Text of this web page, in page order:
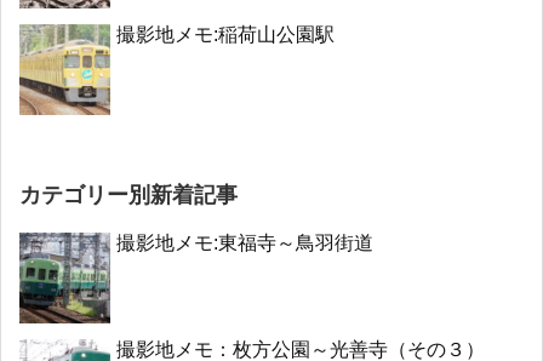
撮影地メモ:稲荷山公園駅
カテゴリー別新着記事
撮影地メモ:東福寺～鳥羽街道
撮影地メモ：枚方公園～光善寺（その３）